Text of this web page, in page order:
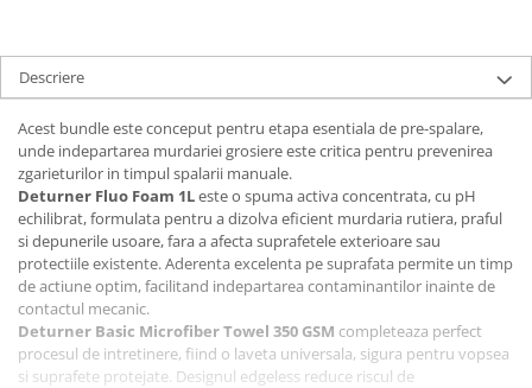
Descriere
Acest bundle este conceput pentru etapa esentiala de pre-spalare,
unde indepartarea murdariei grosiere este critica pentru prevenirea
zgarieturilor in timpul spalarii manuale.
Deturner Fluo Foam 1Leste o spuma activa concentrata, cu pH
echilibrat, formulata pentru a dizolva eficient murdaria rutiera, praful
si depunerile usoare, fara a afecta suprafetele exterioare sau
protectiile existente. Aderenta excelenta pe suprafata permite un timp
de actiune optim, facilitand indepartarea contaminantilor inainte de
contactul mecanic.
Deturner Basic Microfiber Towel 350 GSM completeaza perfect
procesul de intretinere, fiind o laveta universala, sigura pentru vopsea
si suprafete protejate. Designul edgeless reduce riscul de